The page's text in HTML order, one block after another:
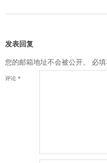
发表回复
您的邮箱地址不会被公开。
必
评论 *